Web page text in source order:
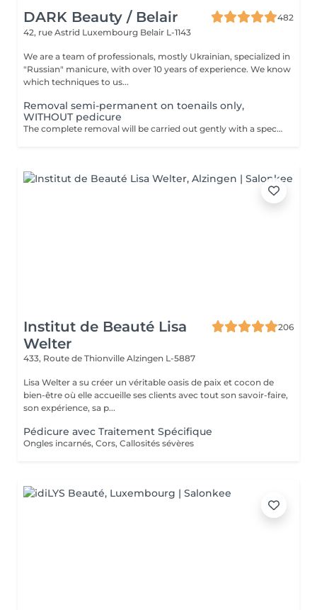
DARK Beauty / Belair
482
42, rue Astrid Luxembourg Belair L-1143
We are a team of professionals, mostly Ukrainian, specialized in
"Russian" manicure, with over 10 years of experience. We know
which techniques to us...
Removal semi-permanent on toenails only,
WITHOUT pedicure
The complete removal will be carried out gently with a special nail drill bit Included in the service : Shape and file nails.
Institut de Beauté Lisa
Welter
206
433, Route de Thionville Alzingen L-5887
Lisa Welter a su créer un véritable oasis de paix et cocon de
bien-être où elle accueille ses clients avec tout son savoir-faire,
son expérience, sa p...
Pédicure avec Traitement Spécifique
Ongles incarnés, Cors, Callosités sévères